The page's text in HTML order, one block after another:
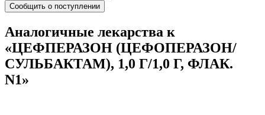
Сообщить о поступлении
Аналогичные лекарства к
«ЦЕФПЕРАЗОН (ЦЕФОПЕРАЗОН/
СУЛЬБАКТАМ), 1,0 Г/1,0 Г, ФЛАК.
N1»